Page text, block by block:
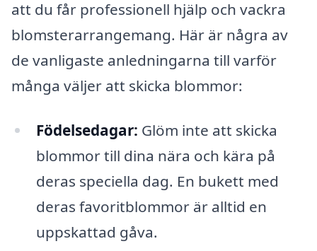
att du får professionell hjälp och vackra
blomsterarrangemang. Här är några av
de vanligaste anledningarna till varför
många väljer att skicka blommor:
Födelsedagar: Glöm inte att skicka
blommor till dina nära och kära på
deras speciella dag. En bukett med
deras favoritblommor är alltid en
uppskattad gåva.